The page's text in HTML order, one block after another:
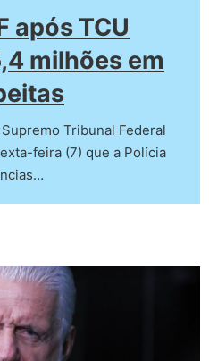
após TCU
milhões em
Tribunal Federal
feira (7) que a Polícia